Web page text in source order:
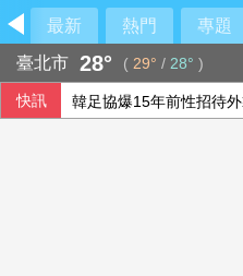
最新 熱門 專題
臺北市 28° ( 29° / 28° )
快訊 韓足協爆15年前性招待